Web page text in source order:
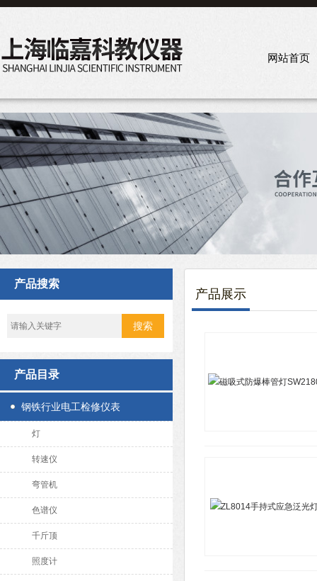
网站首页
产品搜索
产品目录
钢铁行业电工检修仪表
灯
转速仪
弯管机
色谱仪
千斤顶
照度计
产品展示